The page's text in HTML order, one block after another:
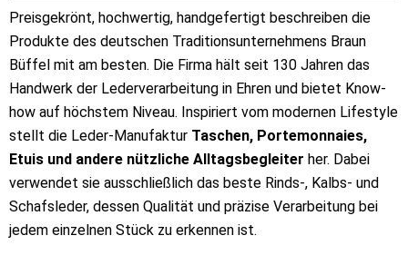
Preisgekrönt, hochwertig, handgefertigt beschreiben die
Produkte des deutschen Traditionsunternehmens Braun
Büffel mit am besten. Die Firma hält seit 130 Jahren das
Handwerk der Lederverarbeitung in Ehren und bietet Know-
how auf höchstem Niveau. Inspiriert vom modernen Lifestyle
stellt die Leder-Manufaktur Taschen, Portemonnaies,
Etuis und andere nützliche Alltagsbegleiter her. Dabei
verwendet sie ausschließlich das beste Rinds-, Kalbs- und
Schafsleder, dessen Qualität und präzise Verarbeitung bei
jedem einzelnen Stück zu erkennen ist.